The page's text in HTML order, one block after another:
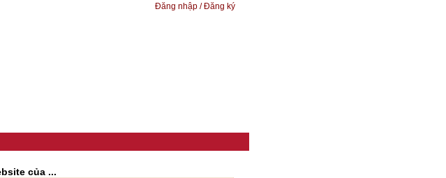
Đăng nhập / Đăng ký
của ...